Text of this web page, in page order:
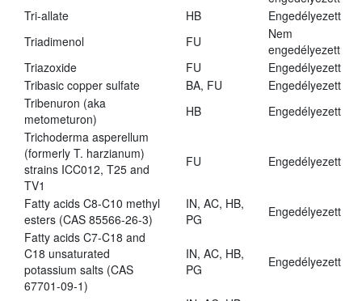
Tri-allate
HB
Engedélyezett
Triadimenol
FU
Nem
engedélyezett
Triazoxide
FU
Engedélyezett
Tribasic copper sulfate
BA, FU
Engedélyezett
Tribenuron (aka
metometuron)
HB
Engedélyezett
Trichoderma asperellum
(formerly T. harzianum)
strains ICC012, T25 and
TV1
FU Engedélyezett
Fatty acids C8-C10 methyl
esters (CAS 85566-26-3)
IN, AC, HB,
PG
Engedélyezett
Fatty acids C7-C18 and
C18 unsaturated
potassium salts (CAS
67701-09-1)
IN, AC, HB,
PG
Engedélyezett